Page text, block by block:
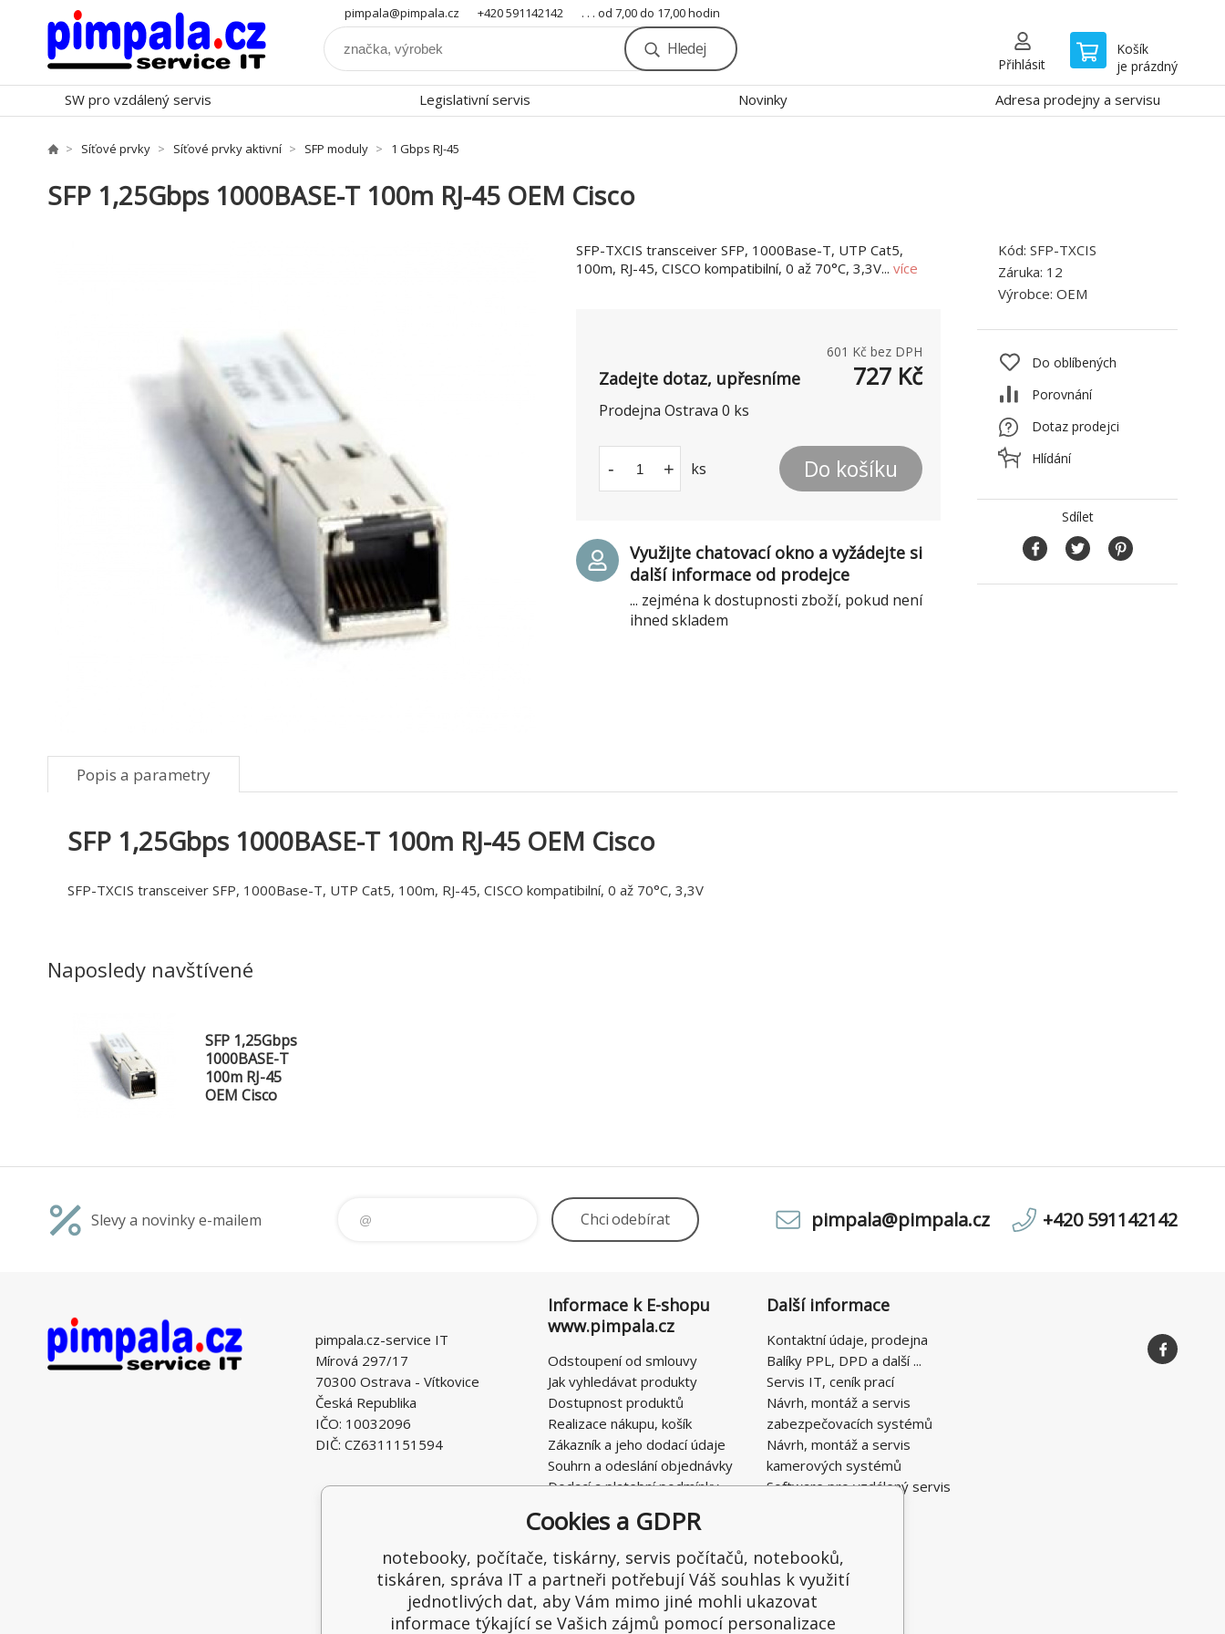
pimpala@pimpala.cz +420 591142142 . . . od 7,00 do 17,00 hodin
Hledej
Přihlásit
Košík
je prázdný
SW pro vzdálený servis Legislativní servis Novinky Adresa prodejny a servisu
Síťové prvky Síťové prvky aktivní SFP moduly 1 Gbps RJ-45
SFP 1,25Gbps 1000BASE-T 100m RJ-45 OEM Cisco
SFP-TXCIS transceiver SFP, 1000Base-T, UTP Cat5,
100m, RJ-45, CISCO kompatibilní, 0 až 70°C, 3,3V... více
601 Kč bez DPH
Zadejte dotaz, upřesníme 727 Kč
Prodejna Ostrava 0 ks
- + ks Do košíku
Využijte chatovací okno a vyžádejte si
další informace od prodejce
... zejména k dostupnosti zboží, pokud není
ihned skladem
Kód: SFP-TXCIS
Záruka: 12
Výrobce: OEM
Do oblíbených
Porovnání
Dotaz prodejci
Hlídání
Sdílet
Popis a parametry
SFP 1,25Gbps 1000BASE-T 100m RJ-45 OEM Cisco
SFP-TXCIS transceiver SFP, 1000Base-T, UTP Cat5, 100m, RJ-45, CISCO kompatibilní, 0 až 70°C, 3,3V
Naposledy navštívené
SFP 1,25Gbps
1000BASE-T
100m RJ-45
OEM Cisco
Slevy a novinky e-mailem Chciodebírat pimpala@pimpala.cz +420 591142142
pimpala.cz-service IT
Mírová 297/17
70300 Ostrava - Vítkovice
Česká Republika
IČO: 10032096
DIČ: CZ6311151594
Informace k E-shopu
www.pimpala.cz
Odstoupení od smlouvy
Jak vyhledávat produkty
Dostupnost produktů
Realizace nákupu, košík
Zákazník a jeho dodací údaje
Souhrn a odeslání objednávky
Dodací a platební podmínky
Obchodní podmínky E-SHOPU
Ochrana osobních údajů
Řešení nedostatků, reklamace
Kontaktní formulář
Další informace
Kontaktní údaje, prodejna
Balíky PPL, DPD a další ...
Servis IT, ceník prací
Návrh, montáž a servis
zabezpečovacích systémů
Návrh, montáž a servis
kamerových systémů
Software pro vzdálený servis
Cookies a GDPR
notebooky, počítače, tiskárny, servis počítačů, notebooků,
tiskáren, správa IT a partneři potřebují Váš souhlas k využití
jednotlivých dat, aby Vám mimo jiné mohli ukazovat
informace týkající se Vašich zájmů pomocí personalizace